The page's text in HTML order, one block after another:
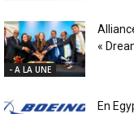
- A LA UNE
«
En